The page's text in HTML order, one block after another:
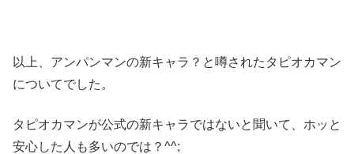
以上、アンパンマンの新キャラ？と噂されたタピオカマン
についてでした。
タピオカマンが公式の新キャラではないと聞いて、ホッと
安心した人も多いのでは？^^;